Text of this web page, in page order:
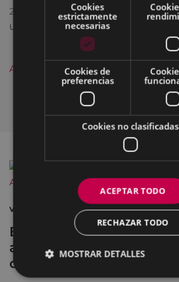
27/08/2026 22:00
UNTZAGA PLAZA
Agenda completa+
VIDEOPODCAST
EIBARREN GAUR: una
acercar el Ayuntamiento a
ciudadanía
Cookies
estrictamente
necesarias
Cookies de
preferencias
Cookies no clasificadas
ACEPTAR TODO
RECHAZAR TODO
MOSTRAR DETALLES